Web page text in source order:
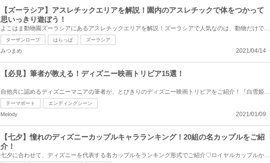
【ズーラシア】アスレチックエリアを解説！園内のアスレチックで体をつかって
思いっきり遊ぼう！
よこはま動物園ズーラシアにあるアスレチックエリアを解説！ズーラシアで人気なのは、動物だけではあり...
ターザンロープ はらっぱ ズーラシア
2021/04/14
みつまめ
【必見】筆者が教える！ディズニー映画トリビア15選！
自他共に認めるディズニーマニアの筆者が、とびきりのディズニー映画トリビアをご紹介！『白雪姫』や『...
テーマポート エンディングシーン
2021/01/09
Melody
【七夕】憧れのディズニーカップルキャラランキング！20組の名カップルをご紹
介！
七夕に合わせて、ディズニーを代表する名カップルをランキング形式でご紹介♡ロイヤルカップルから、ピク...